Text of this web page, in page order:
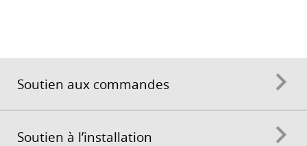
Soutien aux commandes
Soutien à l’installation